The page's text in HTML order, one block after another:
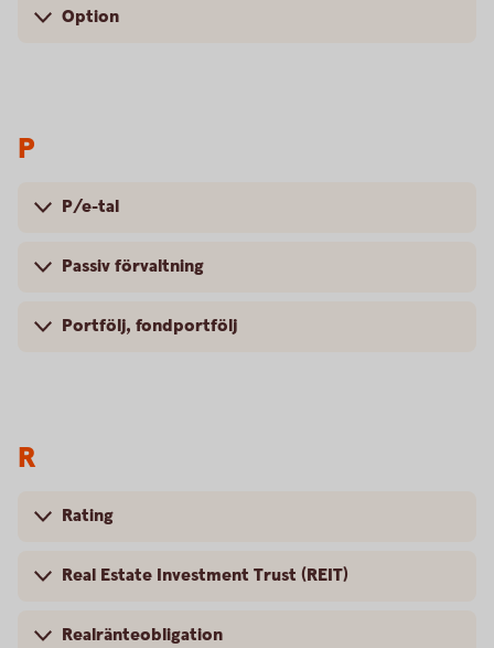
Option
P
P/e-tal
Passiv förvaltning
Portfölj, fondportfölj
R
Rating
Real Estate Investment Trust (REIT)
Realränteobligation